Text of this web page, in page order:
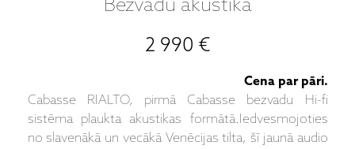
Bezvadu akustika
2 990 €
Cena par pāri.
Cabasse RIALTO, pirmā Cabasse bezvadu Hi-fi
sistēma plaukta akustikas formātā.Iedvesmojoties
no slavenākā un vecākā Venēcijas tilta, šī jaunā audio